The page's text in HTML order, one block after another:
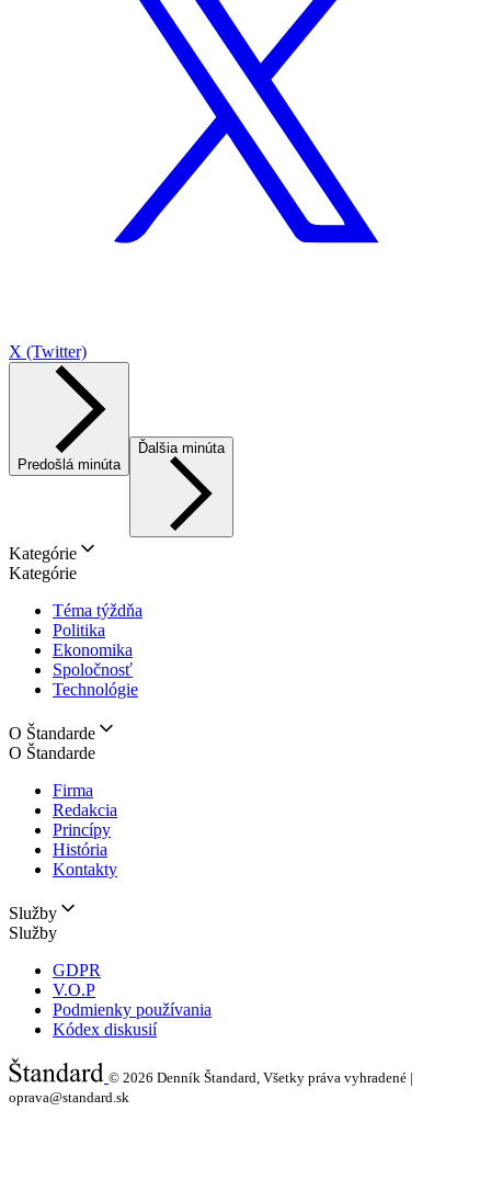
X (Twitter)
Predošlá minúta
Ďalšia minúta
Kategórie
Kategórie
Téma týždňa
Politika
Ekonomika
Spoločnosť
Technológie
O Štandarde
O Štandarde
Firma
Redakcia
Princípy
História
Kontakty
Služby
Služby
GDPR
V.O.P
Podmienky používania
Kódex diskusií
© 2026 Denník Štandard, Všetky práva vyhradené |
oprava@standard.sk